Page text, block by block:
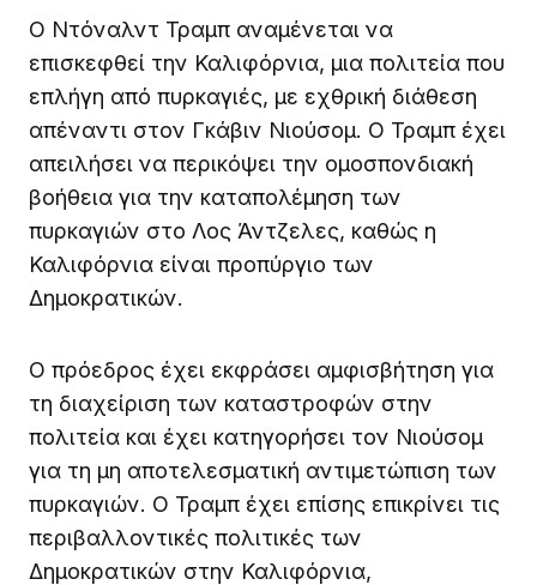
Ο Ντόναλντ Τραμπ αναμένεται να
επισκεφθεί την Καλιφόρνια, μια πολιτεία που
επλήγη από πυρκαγιές, με εχθρική διάθεση
απέναντι στον Γκάβιν Νιούσομ. Ο Τραμπ έχει
απειλήσει να περικόψει την ομοσπονδιακή
βοήθεια για την καταπολέμηση των
πυρκαγιών στο Λος Άντζελες, καθώς η
Καλιφόρνια είναι προπύργιο των
Δημοκρατικών.
Ο πρόεδρος έχει εκφράσει αμφισβήτηση για
τη διαχείριση των καταστροφών στην
πολιτεία και έχει κατηγορήσει τον Νιούσομ
για τη μη αποτελεσματική αντιμετώπιση των
πυρκαγιών. Ο Τραμπ έχει επίσης επικρίνει τις
περιβαλλοντικές πολιτικές των
Δημοκρατικών στην Καλιφόρνια,